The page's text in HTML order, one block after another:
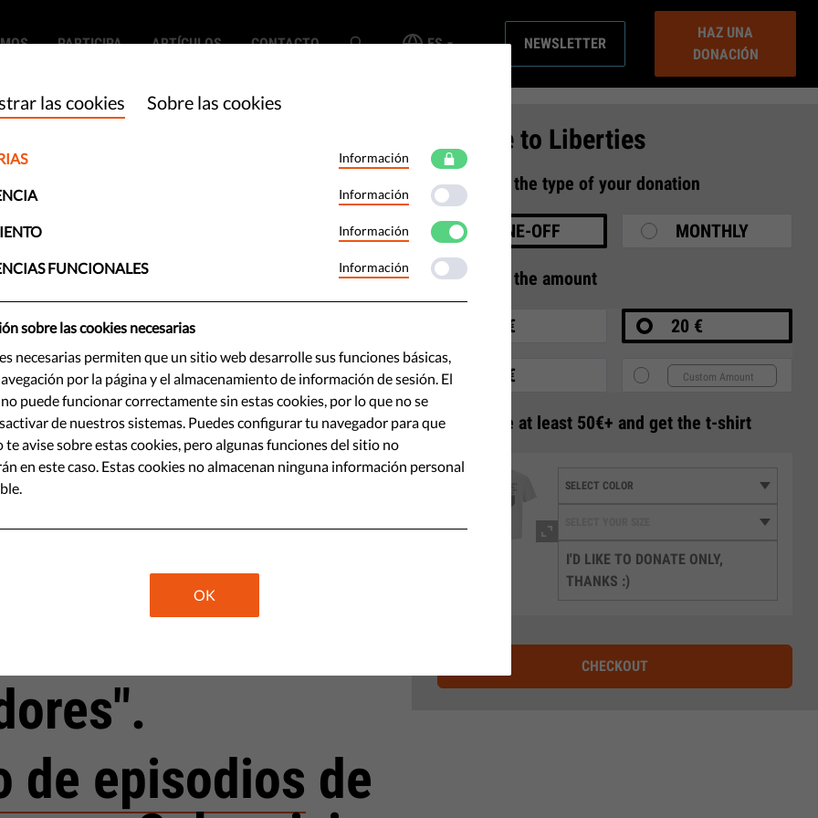
PARTICIPA ARTÍCULOS CONTACTO ES NEWSLETTER
HAZ UNA
DONACIÓN
al
Entre
serios fueran los temas que
de nuestra Guía para
nos hemos divertido mucho
se hizo".
al
- el video
de episodios de
Donate to Liberties
1 Select the type of your donation
ONE-OFF MONTHLY
2 Select the amount
10 € 20 €
35 €
3 Donate at least 50€+ and get the t-shirt
I'D LIKE TO DONATE ONLY,
THANKS :)
CHECKOUT
las cookies Sobre las cookies
Información
Información
Información
FUNCIONALES Información
sobre las cookies necesarias
necesarias permiten que un sitio web desarrolle sus funciones básicas,
por la página y el almacenamiento de información de sesión. El
puede funcionar correctamente sin estas cookies, por lo que no se
de nuestros sistemas. Puedes configurar tu navegador para que
te avise sobre estas cookies, pero algunas funciones del sitio no
en este caso. Estas cookies no almacenan ninguna información personal
OK